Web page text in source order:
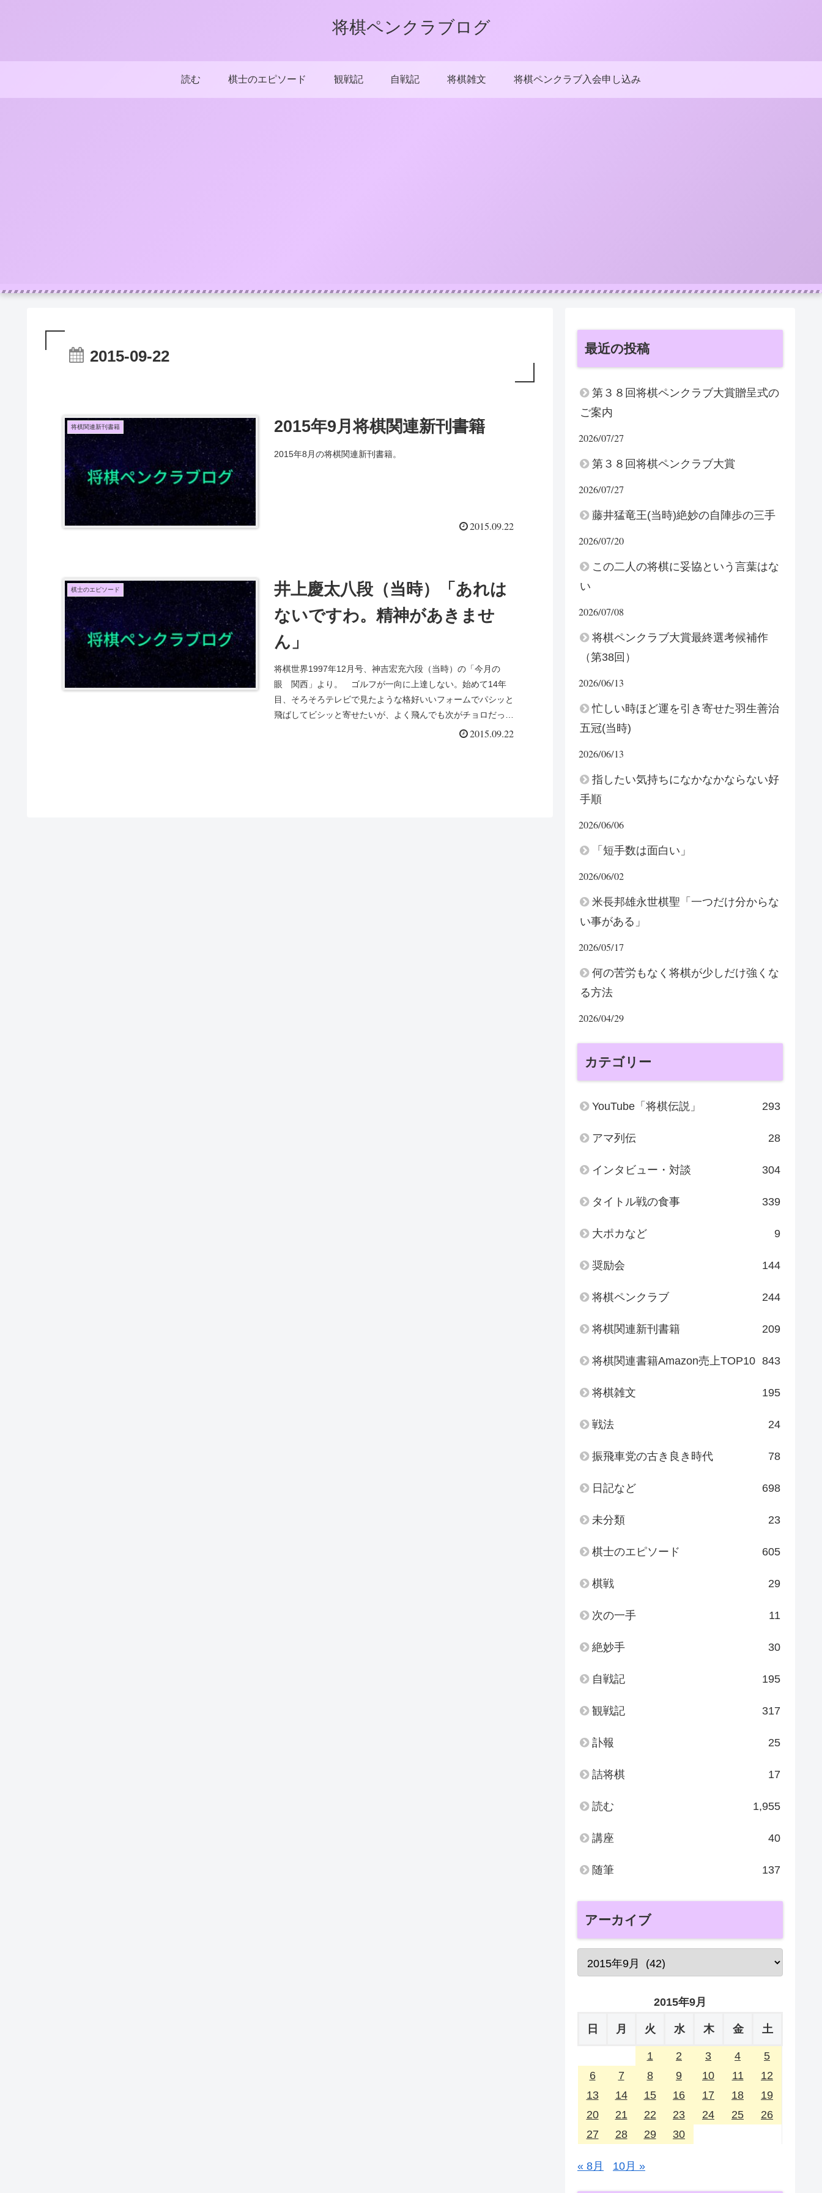
将棋ペンクラブログ
読む 棋士のエピソード 観戦記 自戦記 将棋雑文 将棋ペンクラブ入会申し込み
2015-09-22
将棋関連新刊書籍 2015年9月将棋関連新刊書籍
2015年8月の将棋関連新刊書籍。
2015.09.22
棋士のエピソード
井上慶太八段（当時）「あれは
ないですわ。精神があきませ
ん」
将棋世界1997年12月号、神吉宏充六段（当時）の「今月の
眼 関西」より。 ゴルフが一向に上達しない。始めて14年
目、そろそろテレビで見たような格好いいフォームでパシッと
飛ばしてビシッと寄せたいが、よく飛んでも次がチョロだった
2015.09.22
最近の投稿
第３８回将棋ペンクラブ大賞贈呈式の
ご案内
2026/07/27
第３８回将棋ペンクラブ大賞
2026/07/27
藤井猛竜王(当時)絶妙の自陣歩の三手
2026/07/20
この二人の将棋に妥協という言葉はな
い
2026/07/08
将棋ペンクラブ大賞最終選考候補作
（第38回）
2026/06/13
忙しい時ほど運を引き寄せた羽生善治
五冠(当時)
2026/06/13
指したい気持ちになかなかならない好
手順
2026/06/06
「短手数は面白い」
2026/06/02
米長邦雄永世棋聖「一つだけ分からな
い事がある」
2026/05/17
何の苦労もなく将棋が少しだけ強くな
る方法
2026/04/29
カテゴリー
YouTube「将棋伝説」 293
アマ列伝 28
インタビュー・対談 304
タイトル戦の食事 339
大ポカなど 9
奨励会 144
将棋ペンクラブ 244
将棋関連新刊書籍 209
将棋関連書籍Amazon売上TOP10 843
将棋雑文 195
戦法 24
振飛車党の古き良き時代 78
日記など 698
未分類 23
棋士のエピソード 605
棋戦 29
次の一手 11
絶妙手 30
自戦記 195
観戦記 317
訃報 25
詰将棋 17
読む 1,955
講座 40
随筆 137
アーカイブ
2015年9月
日 月 火 水 木 金 土
1 2 3 4
5
6
7 8 9 10 11
12
13
14 15 16 17 18
19
20
21 22 23 24 25
26
27
28 29 30
« 8月 10月 »